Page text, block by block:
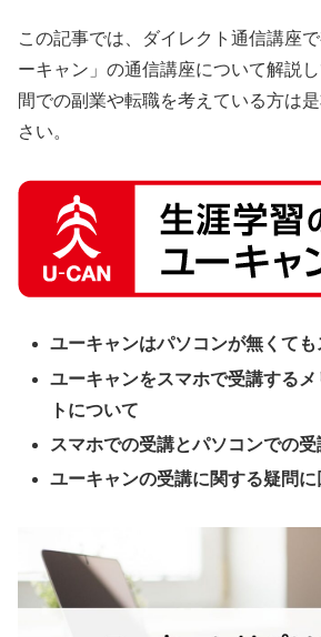
この記事では、ダイレクト通信講座
ーキャン」の通信講座について解説
間での副業や転職を考えている方は
さい。
ユーキャンはパソコンが無くて
ユーキャンをスマホで受講する
トについて
スマホでの受講とパソコンでの
ユーキャンの受講に関する疑問に